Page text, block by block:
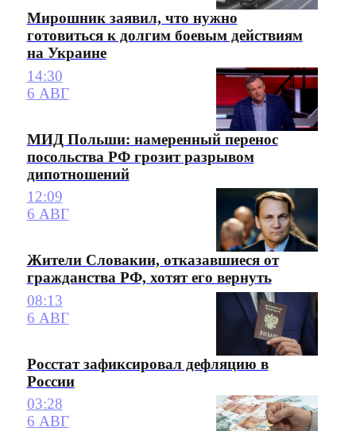
Мирошник заявил, что нужно
готовиться к долгим боевым действиям
на Украине
14:30
6 АВГ
МИД Польши: намеренный перенос
посольства РФ грозит разрывом
дипотношений
12:09
6 АВГ
Жители Словакии, отказавшиеся от
гражданства РФ, хотят его вернуть
08:13
6 АВГ
Росстат зафиксировал дефляцию в
России
03:28
6 АВГ